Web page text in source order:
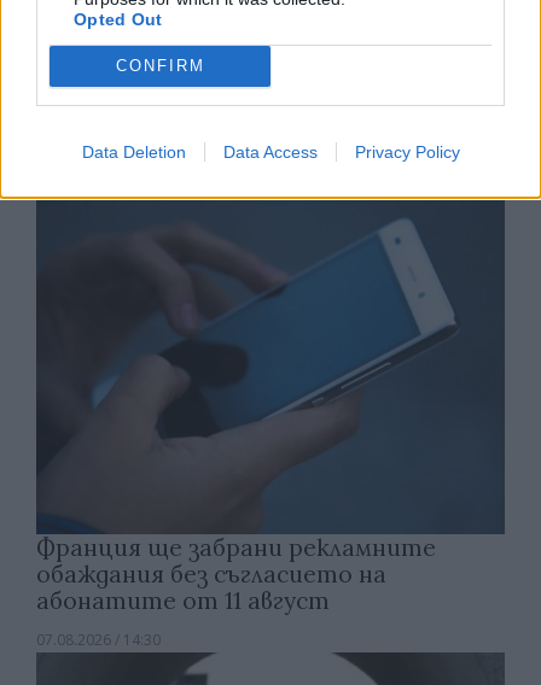
Opted Out
CONFIRM
Data Deletion Data Access Privacy Policy
Астронавти на NASA излязоха в
Франция ще забрани рекламните
обаждания без съгласието на
абонатите от 11 август
07.08.2026 / 14:30